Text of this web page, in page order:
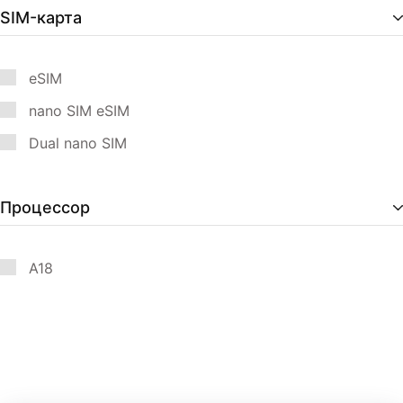
SIM-карта
eSIM
nano SIM eSIM
Dual nano SIM
Процессор
A18